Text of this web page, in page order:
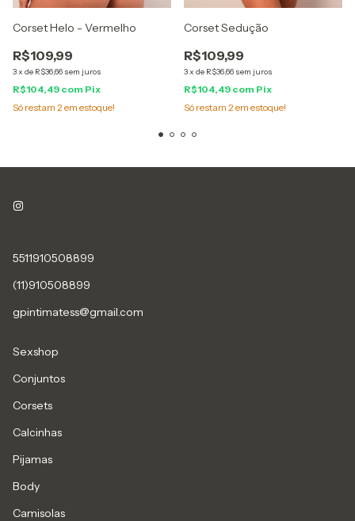
Corset Helo - Vermelho
R$109,99
3x de R$36,66 sem juros
R$104,49 com Pix
Só restam 2em estoque!
Corset Sedução
R$109,99
3x de R$36,66 sem juros
R$104,49 com Pix
Só restam 2em estoque!
5511910508899
(11)910508899
gpintimatess@gmail.com
Sexshop
Conjuntos
Corsets
Calcinhas
Pijamas
Body
Camisolas